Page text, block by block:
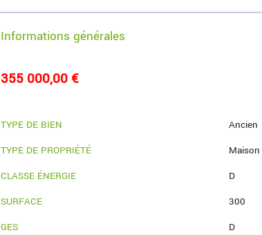
Informations générales
355 000,00 €
TYPE DE BIEN
Ancien
TYPE DE PROPRIÉTÉ
Maison
CLASSE ÉNERGIE
D
SURFACE
300
GES
D